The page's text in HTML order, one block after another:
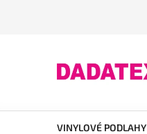
VINYLOVÉ PODLAHY